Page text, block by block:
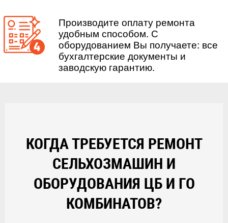
Производите оплату ремонта
удобным способом. С
оборудованием Вы получаете: все
бухгалтерские документы и
заводскую гарантию.
КОГДА ТРЕБУЕТСЯ РЕМОНТ
СЕЛЬХОЗМАШИН И
ОБОРУДОВАНИЯ ЦБ И ГО
КОМБИНАТОВ?